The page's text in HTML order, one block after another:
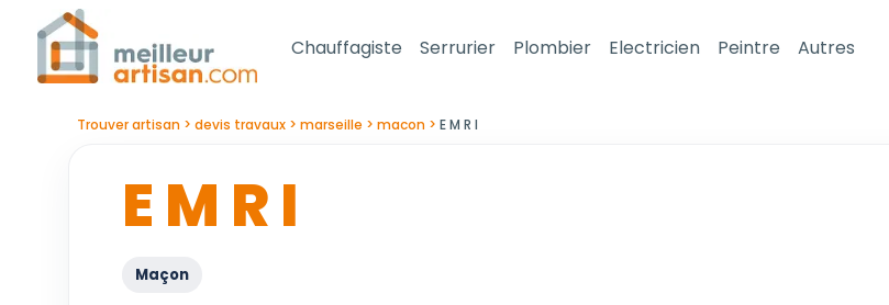
Chauffagiste Serrurier Plombier Electricien Peintre Autres
Trouver artisan devis travaux marseille macon E M R I
E M R I
Maçon